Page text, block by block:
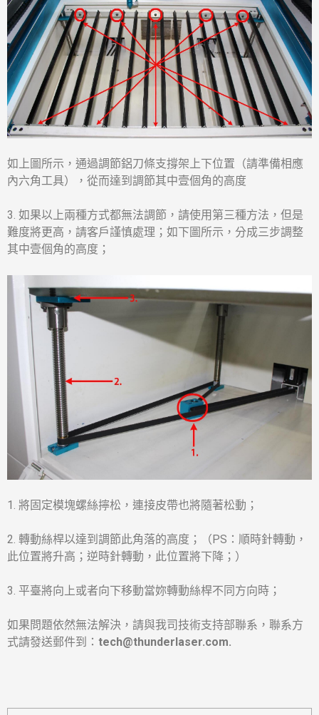
如上圖所示，通過調節鋁刀條支撐架上下位置（請準備相應
內六角工具），從而達到調節其中壹個角的高度
3. 如果以上兩種方式都無法調節，請使用第三種方法，但是
難度將更高，請客戶謹慎處理；如下圖所示，分成三步調整
其中壹個角的高度；
1. 將固定模塊螺絲擰松，連接皮帶也將隨著松動；
2. 轉動絲桿以達到調節此角落的高度；（PS：順時針轉動，
此位置將升高；逆時針轉動，此位置將下降；）
3. 平臺將向上或者向下移動當妳轉動絲桿不同方向時；
如果問題依然無法解決，請與我司技術支持部聯系，聯系方
式請發送郵件到： tech@thunderlaser.com.